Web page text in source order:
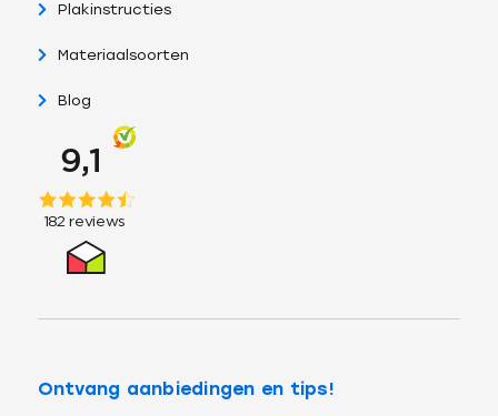
Plakinstructies
Materiaalsoorten
Blog
Ontvang aanbiedingen en tips!